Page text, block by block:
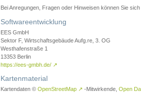
Bei Anregungen, Fragen oder Hinweisen können Sie
Softwareentwicklung
EES GmbH
Sektor F, Wirtschaftsgebäude Aufg.re, 3. OG
Westhafenstraße 1
13353 Berlin
https://ees-gmbh.de/ ↗
Kartenmaterial
Kartendaten © OpenStreetMap ↗ -Mitwirkende, Open